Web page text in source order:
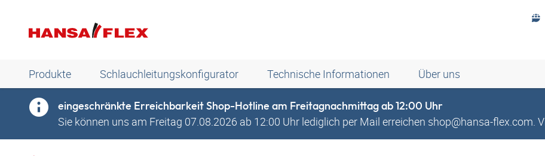
Produkte Schlauchleitungskonfigurator Technische Informationen Über uns
eingeschränkte Erreichbarkeit Shop-Hotline am Freitagnachmittag ab 12:00 Uhr
Sie können uns am Freitag 07.08.2026 ab 12:00 Uhr lediglich per Mail erreichen shop@hansa-flex.com.